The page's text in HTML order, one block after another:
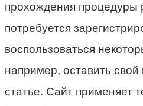
прохождения процедуры
потребуется
воспользоваться
например, оставить
статье. Сайт применяет